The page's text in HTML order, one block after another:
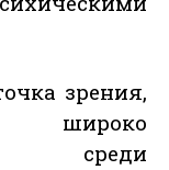
зрения,
широко
среди